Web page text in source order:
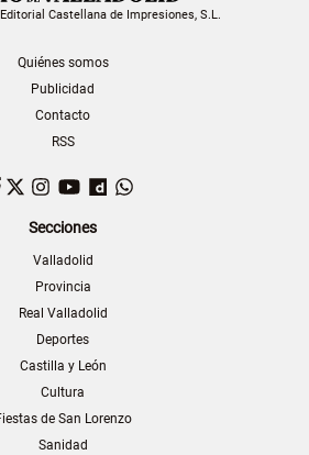
Castellana de Impresiones, S.L.
Quiénes somos
Publicidad
Contacto
RSS
Facebook
TwitterInstagram
YouTubeDailymotion
Secciones
Valladolid
Provincia
Real Valladolid
Deportes
Castilla y León
Cultura
de San Lorenzo
Sanidad